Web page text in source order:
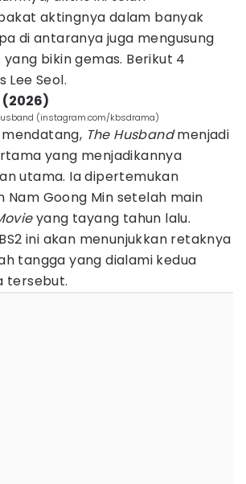
aktingnya dalam banyak
di antaranya juga mengusung
bikin gemas. Berikut 4
Seol.
(2026)
(instagram.com/kbsdrama)
mendatang, The Husbandmenjadi
yang menjadikannya
utama. Ia dipertemukan
Nam Goong Min setelah main
yang tayang tahun lalu.
ini akan menunjukkan retaknya
tangga yang dialami kedua
tersebut.